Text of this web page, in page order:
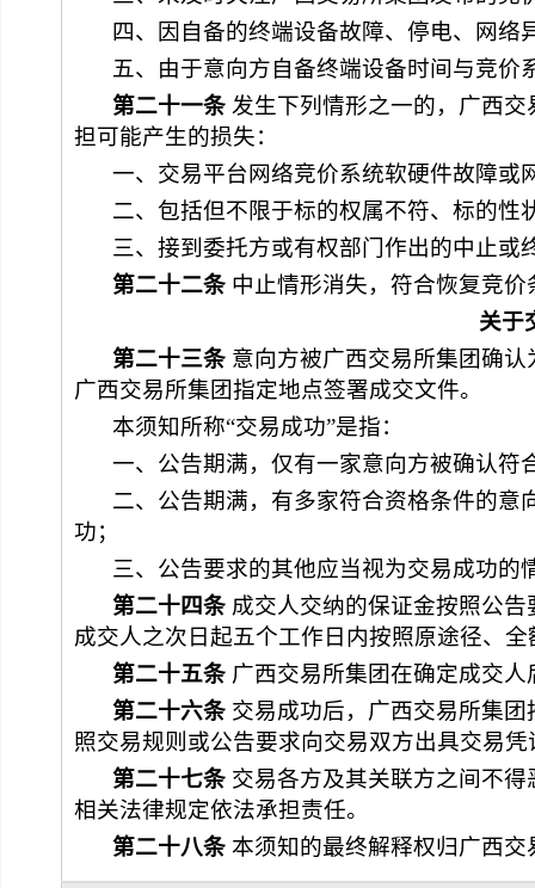
四、因自备的终端设备故障、停电、网络
五、由于意向方自备终端设备时间与竞
第二十一条 发生下列情形之一的， 广西交
担可能产生的损失：
一、交易平台网络竞价系统软硬件故障或
二、包括但不限于标的权属不符、标的
三、接到委托方或有权部门作出的中止或
第二十二条 中止情形消失，符合恢复竞价
关于
第二十三条 意向方被广西交易所集团确认
广西交易所集团指定地点签署成交文件。
本须知所称“交易成功”是指：
一、 公告期满， 仅有一家意向方被确认符
二、 公告期满，有多家符合资格条件的意
功；
三、 公告要求的其他应当视为交易成功的
第二十四条 成交人交纳的保证金按照公
成交人之次日起五个工作日内按照原途径、
第二十五条 广西交易所集团在确定成交人
第二十六条 交易成功后， 广西交易所集团
照交易规则或公告要求向交易双方出具交易凭
第二十七条 交易各方及其关联方之间不
相关法律规定依法承担责任。
第二十八条 本须知的最终解释权归广西交